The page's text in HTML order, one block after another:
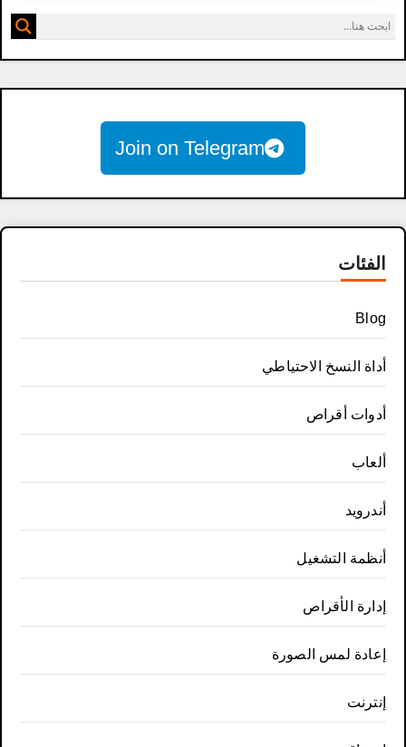
Join on Telegram
الفئات
Blog
أداة النسخ الاحتياطي
أدوات أقراص
ألعاب
أندرويد
أنظمة التشغيل
إدارة الأقراص
إعادة لمس الصورة
إنترنت